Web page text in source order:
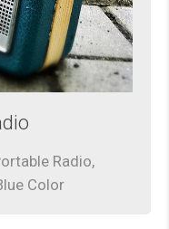
Radio,
Color